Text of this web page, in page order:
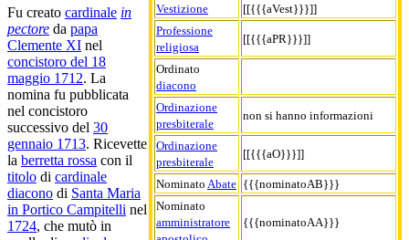
Vestizione
[[{{{aVest}}}]]
Professione
religiosa
[[{{{aPR}}}]]
Ordinato
diacono
Ordinazione
presbiterale
non si hanno informazioni
Ordinazione
presbiterale
[[{{{aO}}}]]
Nominato Abate {{{nominatoAB}}}
Nominato
amministratore
{{{nominatoAA}}}
Fu creato cardinale in
pectore da papa
Clemente XI nel
concistoro del 18
maggio 1712. La
nomina fu pubblicata
nel concistoro
successivo del 30
gennaio 1713. Ricevette
la berretta rossa con il
titolo di cardinale
diacono di Santa Maria
in Portico Campitelli nel
1724, che mutò in